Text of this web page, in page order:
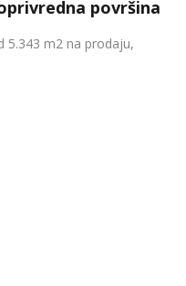
površina
5.343 m2 na prodaju,